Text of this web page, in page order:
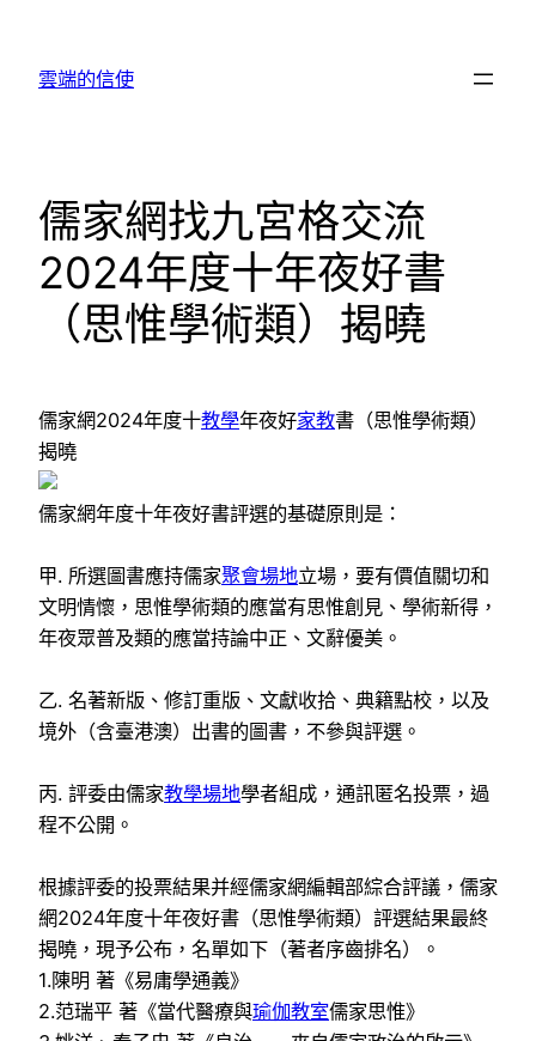
雲端的信使
儒家網找九宮格交流
2024年度十年夜好書
（思惟學術類）揭曉
儒家網2024年度十教學年夜好家教書（思惟學術類）
揭曉
儒家網年度十年夜好書評選的基礎原則是：
甲. 所選圖書應持儒家聚會場地立場，要有價值關切和
文明情懷，思惟學術類的應當有思惟創見、學術新得，
年夜眾普及類的應當持論中正、文辭優美。
乙. 名著新版、修訂重版、文獻收拾、典籍點校，以及
境外（含臺港澳）出書的圖書，不參與評選。
丙. 評委由儒家教學場地學者組成，通訊匿名投票，過
程不公開。
根據評委的投票結果并經儒家網編輯部綜合評議，儒家
網2024年度十年夜好書（思惟學術類）評選結果最終
揭曉，現予公布，名單如下（著者序齒排名）。
1.陳明 著《易庸學通義》
2.范瑞平 著《當代醫療與瑜伽教室儒家思惟》